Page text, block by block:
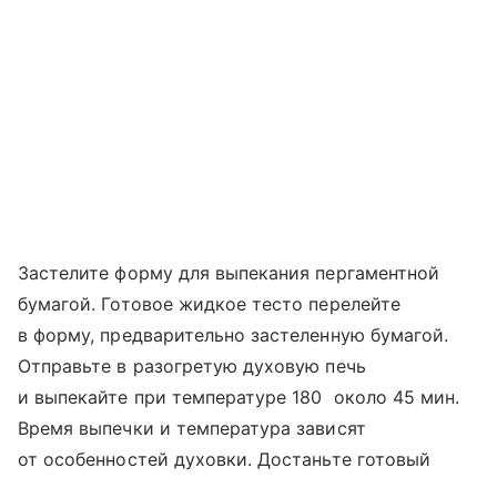
Застелите форму для выпекания пергаментной
бумагой. Готовое жидкое тесто перелейте
в форму, предварительно застеленную бумагой.
Отправьте в разогретую духовую печь
и выпекайте при температуре 180 около 45 мин.
Время выпечки и температура зависят
от особенностей духовки. Достаньте готовый